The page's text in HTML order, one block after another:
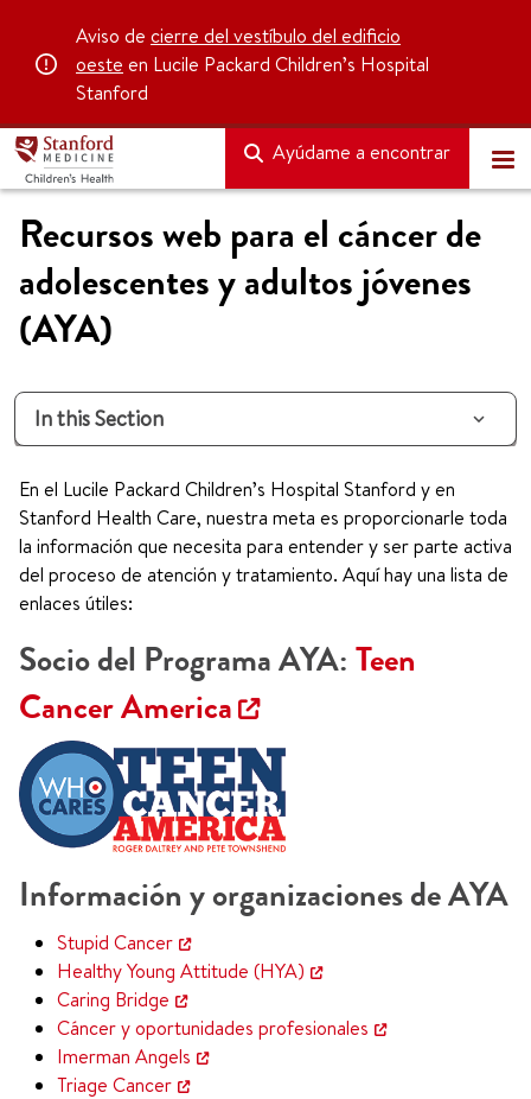
Aviso de cierre del vestíbulo del edificio
oeste en Lucile Packard Children’s Hospital
Stanford
Ayúdame a encontrar
Recursos web para el cáncer de
adolescentes y adultos jóvenes
(AYA)
In this Section
En el Lucile Packard Children’s Hospital Stanford y en
Stanford Health Care, nuestra meta es proporcionarle toda
la información que necesita para entender y ser parte activa
del proceso de atención y tratamiento. Aquí hay una lista de
enlaces útiles:
Socio del Programa AYA: Teen
Cancer America
Información y organizaciones de AYA
Stupid Cancer
Healthy Young Attitude (HYA)
Caring Bridge
Cáncer y oportunidades profesionales
Imerman Angels
Triage Cancer